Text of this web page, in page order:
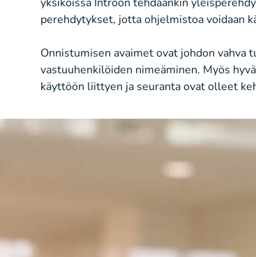
perehdytykset, jotta ohjelmistoa voidaan
Onnistumisen avaimet ovat johdon vahva
vastuuhenkilöiden nimeäminen. Myös
käyttöön liittyen ja seuranta ovat olleet